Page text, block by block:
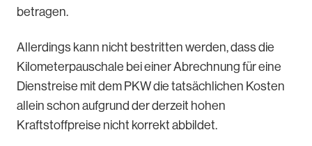
betragen.
Allerdings kann nicht bestritten werden, dass die
Kilometerpauschale bei einer Abrechnung für eine
Dienstreise mit dem PKW die tatsächlichen Kosten
allein schon aufgrund der derzeit hohen
Kraftstoffpreise nicht korrekt abbildet.